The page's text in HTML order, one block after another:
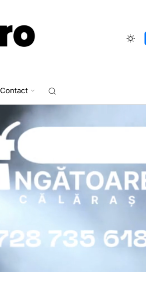
Contact